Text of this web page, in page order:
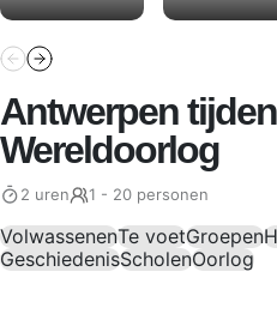
Antwerpen
Wereldoorlog
2 uren 1 - 20 personen
VolwassenenTe voetGroepen
GeschiedenisScholenOorlog